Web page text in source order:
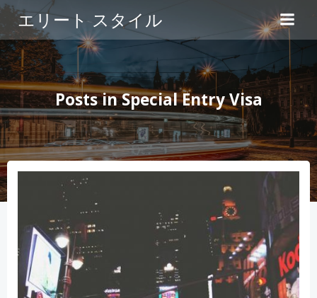
ン
テ
ン
ツ
へ
ス
キ
ッ
プ
エリート スタイル
Posts in Special Entry Visa